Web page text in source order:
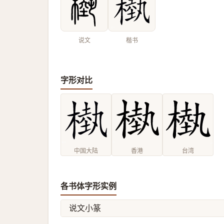
说文 楷书
字形对比
中国大陆 香港 台湾
各书体字形实例
说文小篆